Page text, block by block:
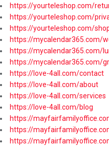
https://yourteleshop.com/
https://yourteleshop.com/
https://yourteleshop.com/
https://mycalendar365.com/
https://mycalendar365.com/
https://mycalendar365.com/
https://love-4all.com/contact
https://love-4all.com/about
https://love-4all.com/services
https://love-4all.com/blog
https://
https://
https://